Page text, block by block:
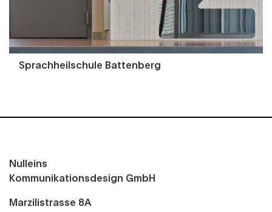
Sprachheilschule Battenberg
Nulleins
Kommunikationsdesign GmbH
Marzilistrasse 8A